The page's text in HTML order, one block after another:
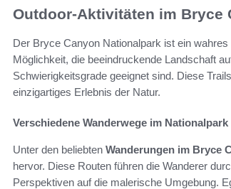
Outdoor-Aktivitäten im Bryce
Der Bryce Canyon Nationalpark ist ein
Möglichkeit, die beeindruckende Landschaft
Schwierigkeitsgrade geeignet sind. Diese
einzigartiges Erlebnis der Natur.
Verschiedene Wanderwege im Nationalpark
Unter den beliebten Wanderungen im Bryce
hervor. Diese Routen führen die Wanderer
Perspektiven auf die malerische Umgebung.